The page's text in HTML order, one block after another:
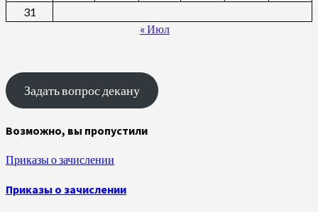
31
« Июл
Задать вопрос декану
Возможно, вы пропустили
Приказы о зачислении
Приказы о зачислении